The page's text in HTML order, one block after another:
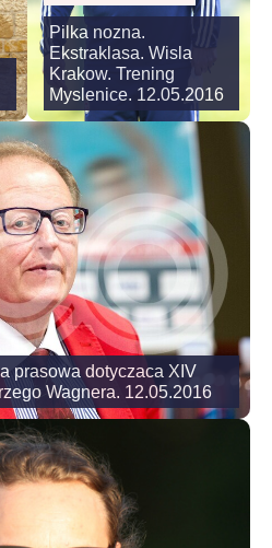
Pilka nozna.
Ekstraklasa. Wisla
Krakow. Trening
Myslenice. 12.05.2016
prasowa dotyczaca XIV
Wagnera. 12.05.2016